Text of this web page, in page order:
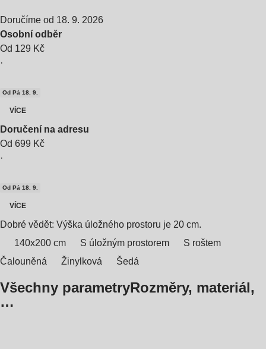
Doručíme od 18. 9. 2026
Osobní odběr
Od 129 Kč
·
Od Pá 18. 9.
VÍCE
Doručení na adresu
Od 699 Kč
·
Od Pá 18. 9.
VÍCE
Dobré vědět: Výška úložného prostoru je 20 cm.
140x200 cm
S úložným prostorem
S roštem
Čalouněná
Žinylková Šedá
Všechny parametryRozměry, materiál,
…